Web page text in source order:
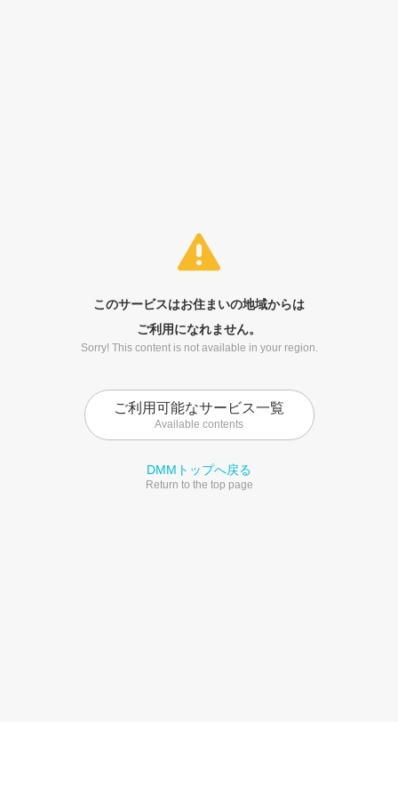
このサービスはお住まいの地域からは
ご利用になれません。
Sorry! This content is not available in your region.
ご利用可能なサービス一覧
Available contents
DMMトップへ戻る
Return to the top page